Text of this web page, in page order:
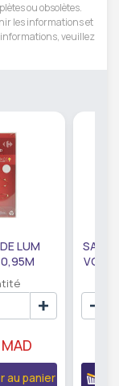
ou obsolètes.
les informations et
veuillez
LUM
0,95M
au panier